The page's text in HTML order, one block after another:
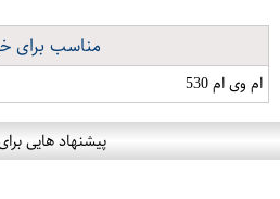
مناسب برای
ام وی ام 530
پیشنهاد هایی